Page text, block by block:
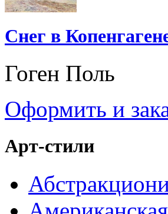
Снег в
Гоген Поль
Оформить и
Арт-стили